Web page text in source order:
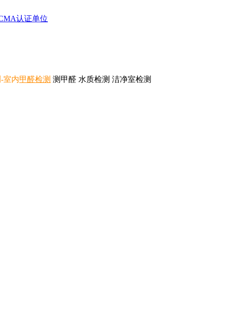
-室内甲醛检测 测甲醛 水质检测 洁净室检测